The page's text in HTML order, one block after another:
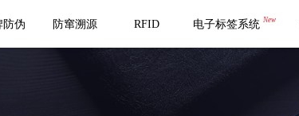
防伪 防窜溯源 RFID 电子标签系统 New